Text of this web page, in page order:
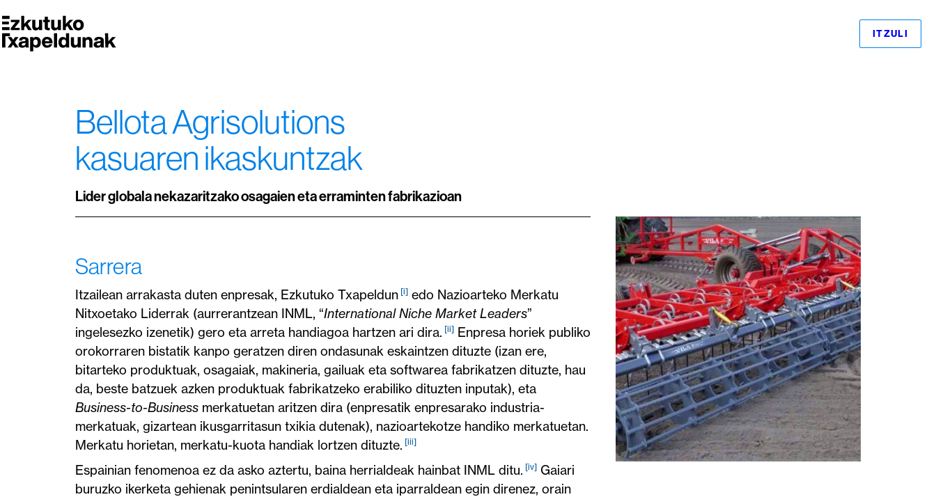
ITZULI
Bellota Agrisolutions
kasuaren ikaskuntzak
Lider globala nekazaritzako osagaien eta erraminten fabrikazioan
Sarrera
Itzailean arrakasta duten enpresak, Ezkutuko Txapeldun[i] edo Nazioarteko Merkatu
Nitxoetako Liderrak (aurrerantzean INML, “International Niche Market Leaders”
ingelesezko izenetik) gero eta arreta handiagoa hartzen ari dira.[ii] Enpresa horiek publiko
orokorraren bistatik kanpo geratzen diren ondasunak eskaintzen dituzte (izan ere,
bitarteko produktuak, osagaiak, makineria, gailuak eta softwarea fabrikatzen dituzte, hau
da, beste batzuek azken produktuak fabrikatzeko erabiliko dituzten inputak), eta
Business-to-Business merkatuetan aritzen dira (enpresatik enpresarako industria-
merkatuak, gizartean ikusgarritasun txikia dutenak), nazioartekotze handiko merkatuetan.
Merkatu horietan, merkatu-kuota handiak lortzen dituzte.[iii]
Espainian fenomenoa ez da asko aztertu, baina herrialdeak hainbat INML ditu.[iv] Gaiari
buruzko ikerketa gehienak penintsularen erdialdean eta iparraldean egin direnez, orain